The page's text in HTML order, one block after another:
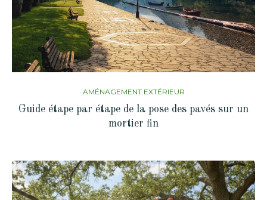
AMÉNAGEMENT EXTÉRIEUR
Guide étape par étape de la pose des pavés sur un
mortier fin